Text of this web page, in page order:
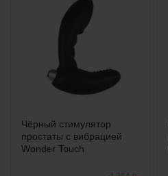
Чёрный стимулятор
простаты с вибрацией
Wonder Touch